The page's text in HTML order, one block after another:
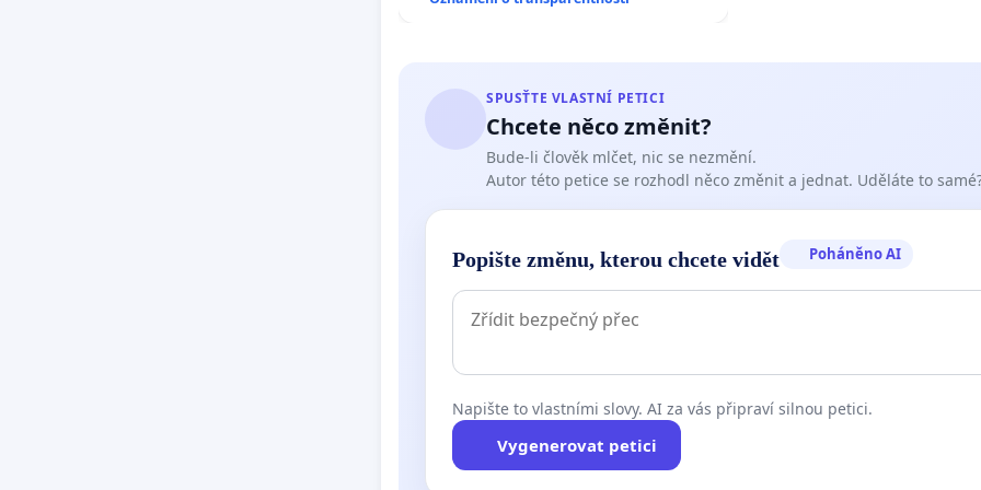
SPUSŤTE VLASTNÍ PETICI
Chcete něco změnit?
Bude-li člověk mlčet, nic se nezmění.
Autor této petice se rozhodl něco změnit a jednat. Uděláte to
Popište změnu, kterou chcete vidět Poháněno AI
Napište to vlastními slovy. AI za vás připraví silnou petici.
Vygenerovat petici